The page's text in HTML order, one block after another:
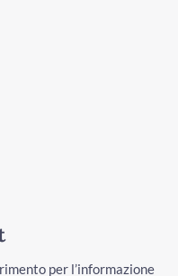
per l’informazione